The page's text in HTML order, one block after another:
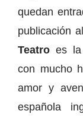
quedan
publicación
Teatro es la
con mucho
amor y
española